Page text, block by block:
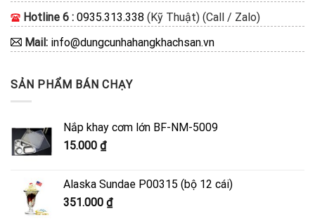
Hotline 6 : 0935.313.338 (Kỹ Thuật) (Call / Zalo)
Mail: info@dungcunhahangkhachsan.vn
SẢN PHẨM BÁN CHẠY
Nắp khay cơm lớn BF-NM-5009
15.000 ₫
Alaska Sundae P00315 (bộ 12 cái)
351.000 ₫